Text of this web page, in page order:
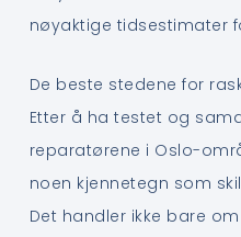
nøyaktige tidsestimater
De beste stedene for
Etter å ha testet og
reparatørene i Oslo-
noen kjennetegn som
Det handler ikke bare